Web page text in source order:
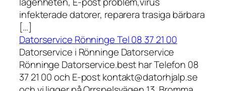
infekterade datorer, reparera trasiga bärbara
[…]
Datorservice Rönninge Tel 08 37 21 00
Datorservice i Rönninge Datorservice
Rönninge Datorservice.best har Telefon 08
37 21 00 och E-post kontakt@datorhjalp.se